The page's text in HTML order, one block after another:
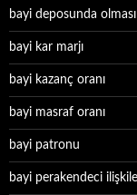
bayi deposunda
bayi kar marjı
bayi kazanç oranı
bayi masraf oranı
bayi patronu
bayi perakendeci